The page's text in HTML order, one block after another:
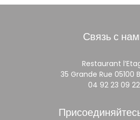
Связь с
Restaurant
35 Grande Rue 05100
04 92 23 09 22